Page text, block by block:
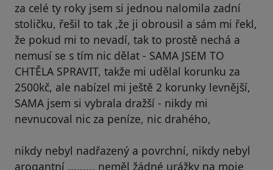
za celé ty roky jsem si jednou nalomila zadní
stoličku, řešil to tak ,že ji obrousil a sám mi řekl,
že pokud mi to nevadí, tak to prostě nechá a
nemusí se s tím nic dělat - SAMA JSEM TO
CHTĚLA SPRAVIT, takže mi udělal korunku za
2500kč, ale nabízel mi ještě 2 korunky levnější,
SAMA jsem si vybrala dražší - nikdy mi
nevnucoval nic za peníze, nic drahého,
nikdy nebyl nadřazený a povrchní, nikdy nebyl
arogantní ......... neměl žádné urážky na moje